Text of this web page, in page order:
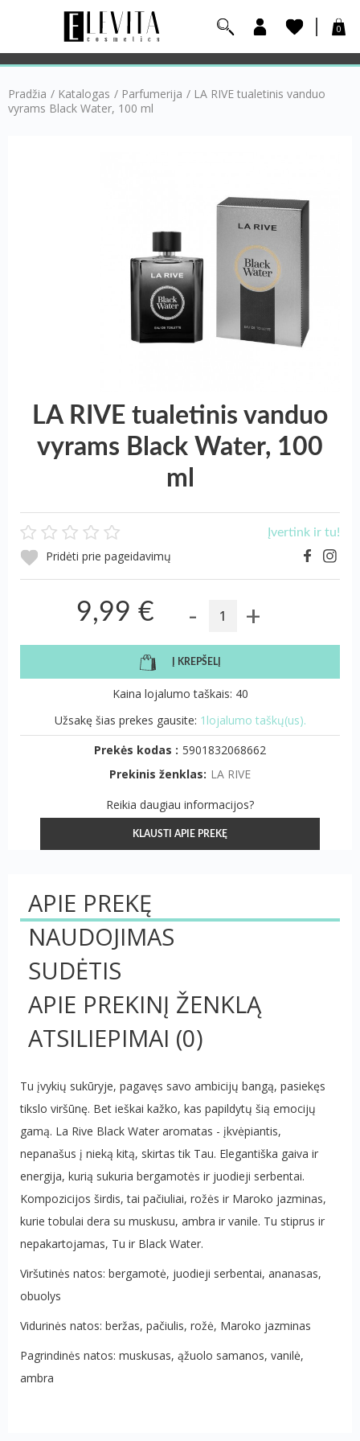
0
Pradžia / Katalogas / Parfumerija / LA RIVE tualetinis vanduo
vyrams Black Water, 100 ml
LA RIVE tualetinis vanduo
vyrams Black Water, 100
ml
Įvertink ir tu!
Pridėti prie pageidavimų
9,99 € - +
Į KREPŠELĮ
Kaina lojalumo taškais: 40
Užsakę šias prekes gausite: 1lojalumo taškų(us).
Prekės kodas : 5901832068662
Prekinis ženklas: LA RIVE
Reikia daugiau informacijos?
KLAUSTI APIE PREKĘ
APIE PREKĘ
NAUDOJIMAS
SUDĖTIS
APIE PREKINĮ ŽENKLĄ
ATSILIEPIMAI (0)
Tu įvykių sukūryje, pagavęs savo ambicijų bangą, pasiekęs
tikslo viršūnę. Bet ieškai kažko, kas papildytų šią emocijų
gamą. La Rive Black Water aromatas - įkvėpiantis,
nepanašus į nieką kitą, skirtas tik Tau. Elegantiška gaiva ir
energija, kurią sukuria bergamotės ir juodieji serbentai.
Kompozicijos širdis, tai pačiuliai, rožės ir Maroko jazminas,
kurie tobulai dera su muskusu, ambra ir vanile. Tu stiprus ir
nepakartojamas, Tu ir Black Water.
Viršutinės natos: bergamotė, juodieji serbentai, ananasas,
obuolys
Vidurinės natos: beržas, pačiulis, rožė, Maroko jazminas
Pagrindinės natos: muskusas, ąžuolo samanos, vanilė,
ambra